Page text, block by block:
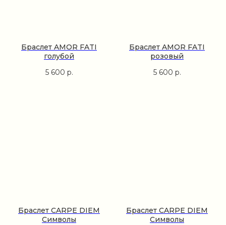
Браслет AMOR FATI
голубой
5 600 р.
Браслет AMOR FATI
розовый
5 600 р.
Браслет CARPE DIEM
Символы
Браслет CARPE DIEM
Символы